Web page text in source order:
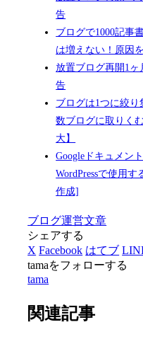
告
ブログで1000記事
は増えない！原因
放置ブログ再開1ヶ
告
ブログは1つに絞
数ブログに取りく
大】
Googleドキュメン
WordPressで使用
作成]
ブログ運営文章
シェアする
X Facebook はてブ
tamaをフォローする
tama
関連記事